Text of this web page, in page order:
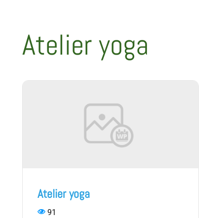
Atelier yoga
Atelier yoga
91